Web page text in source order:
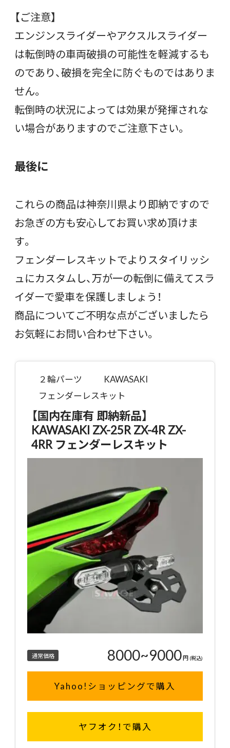
【ご注意】
エンジンスライダーやアクスルスライダー
は転倒時の車両破損の可能性を軽減するも
のであり、破損を完全に防ぐものではありま
せん。
転倒時の状況によっては効果が発揮されな
い場合がありますのでご注意下さい。
最後に
これらの商品は神奈川県より即納ですので
お急ぎの方も安心してお買い求め頂けま
す。
フェンダーレスキットでよりスタイリッシ
ュにカスタムし、万が一の転倒に備えてスラ
イダーで愛車を保護しましょう！
商品についてご不明な点がございましたら
お気軽にお問い合わせ下さい。
２輪パーツ
KAWASAKI
フェンダーレスキット
【国内在庫有 即納新品】
KAWASAKI ZX-25R ZX-4R ZX-
4RR フェンダーレスキット
通常価格 8000~9000円 (税込)
Yahoo!ショッピングで購入
ヤフオク！で購入